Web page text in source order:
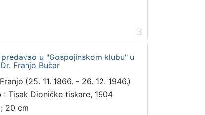
3
u "Gospojinskom klubu" u
Franjo Bučar
(25. 11. 1866. – 26. 12. 1946.)
: Tisak Dioničke tiskare, 1904
20 cm